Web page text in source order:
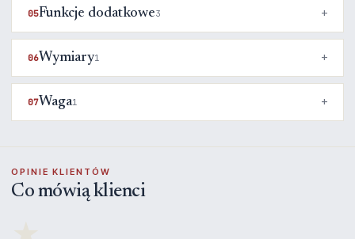
05Funkcje dodatkowe3
06Wymiary1
07Waga1
OPINIE KLIENTÓW
Co mówią klienci